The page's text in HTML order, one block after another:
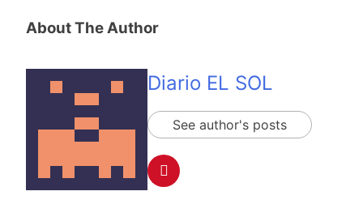
About The Author
Diario EL SOL
See author's posts